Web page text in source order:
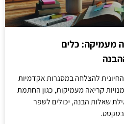
מעמיקה: כלים
להצלחה במסגרות אקדמיות
קריאה מעמיקות, כגון החתמת
שאלות הבנה, יכולים לשפר